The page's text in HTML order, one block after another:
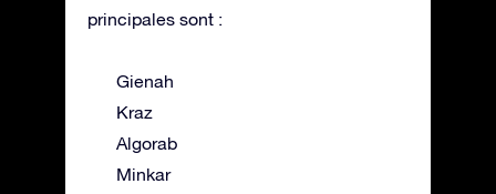
principales sont :
Gienah
Kraz
Algorab
Minkar